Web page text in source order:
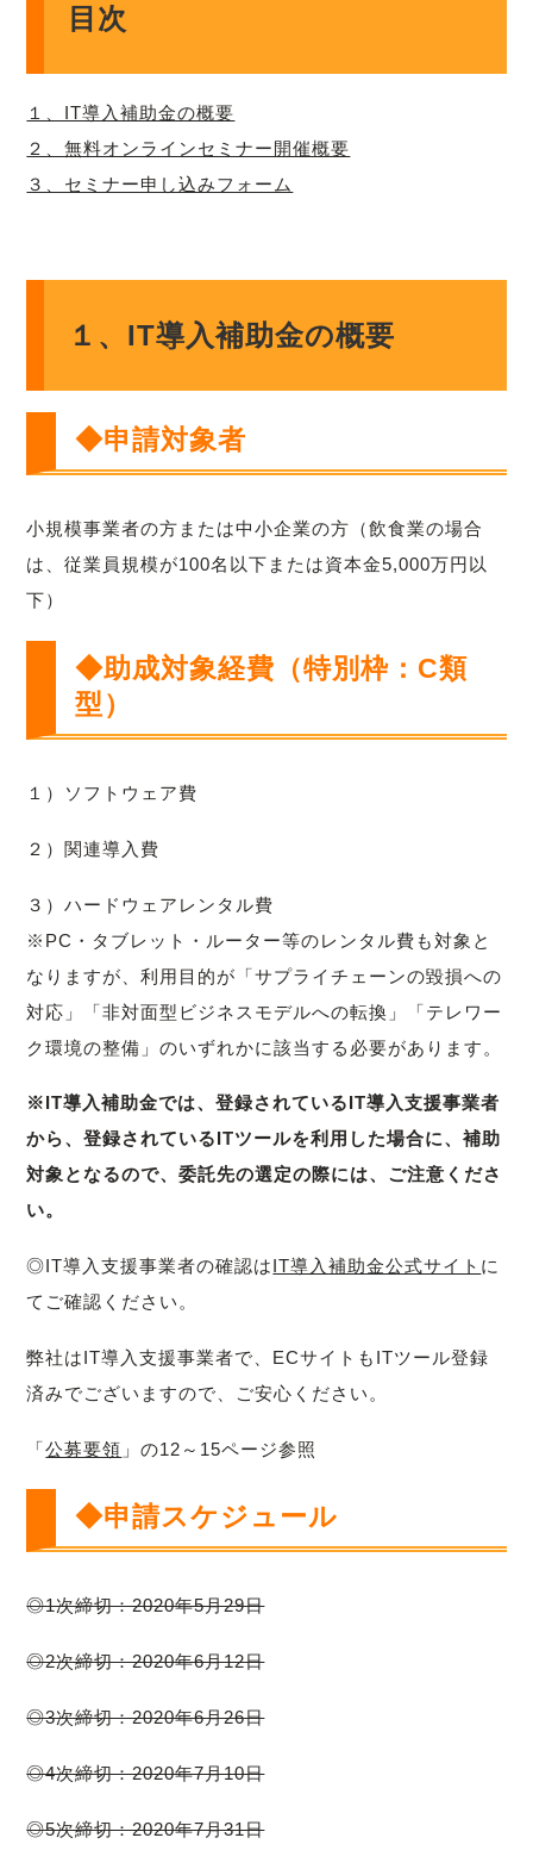
目次
１、IT導入補助金の概要
２、無料オンラインセミナー開催概要
３、セミナー申し込みフォーム
１、IT導入補助金の概要
◆申請対象者
小規模事業者の方または中小企業の方（飲食業の場合
は、従業員規模が100名以下または資本金5,000万円以
下）
◆助成対象経費（特別枠：C類
型）
１）ソフトウェア費
２）関連導入費
３）ハードウェアレンタル費
※PC・タブレット・ルーター等のレンタル費も対象と
なりますが、利用目的が「サプライチェーンの毀損への
対応」「非対面型ビジネスモデルへの転換」「テレワー
ク環境の整備」のいずれかに該当する必要があります。
※IT導入補助金では、登録されているIT導入支援事業者
から、登録されているITツールを利用した場合に、補助
対象となるので、委託先の選定の際には、ご注意くださ
い。
◎IT導入支援事業者の確認はIT導入補助金公式サイト に
てご確認ください。
弊社はIT導入支援事業者で、ECサイトもITツール登録
済みでございますので、ご安心ください。
「公募要領 」の12～15ページ参照
◆申請スケジュール
◎1次締切：2020年5月29日
◎2次締切：2020年6月12日
◎3次締切：2020年6月26日
◎4次締切：2020年7月10日
◎5次締切：2020年7月31日